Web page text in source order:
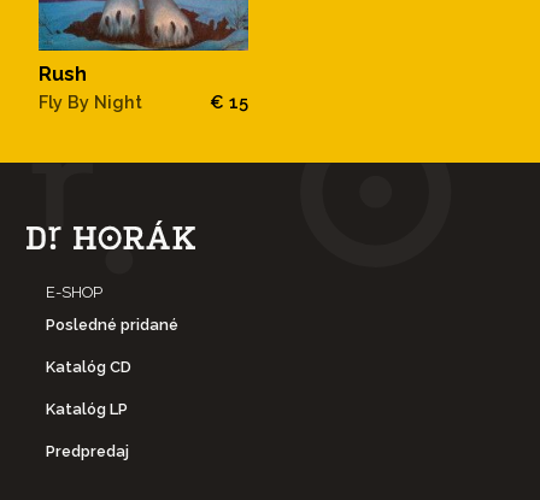
Rush
Fly By Night € 15
E-SHOP
Posledné pridané
Katalóg CD
Katalóg LP
Predpredaj